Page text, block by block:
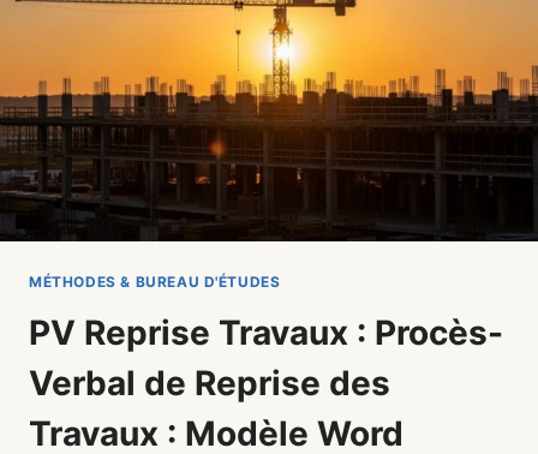
GUIDE
PRATIQUE
MÉTHODES & BUREAU D'ÉTUDES
PV Reprise Travaux : Procès-
Verbal de Reprise des
Travaux : Modèle Word